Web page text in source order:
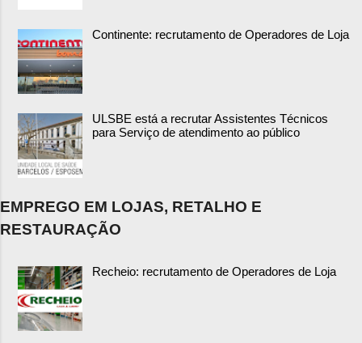
Continente: recrutamento de Operadores de Loja
ULSBE está a recrutar Assistentes Técnicos
para Serviço de atendimento ao público
EMPREGO EM LOJAS, RETALHO E
RESTAURAÇÃO
Recheio: recrutamento de Operadores de Loja